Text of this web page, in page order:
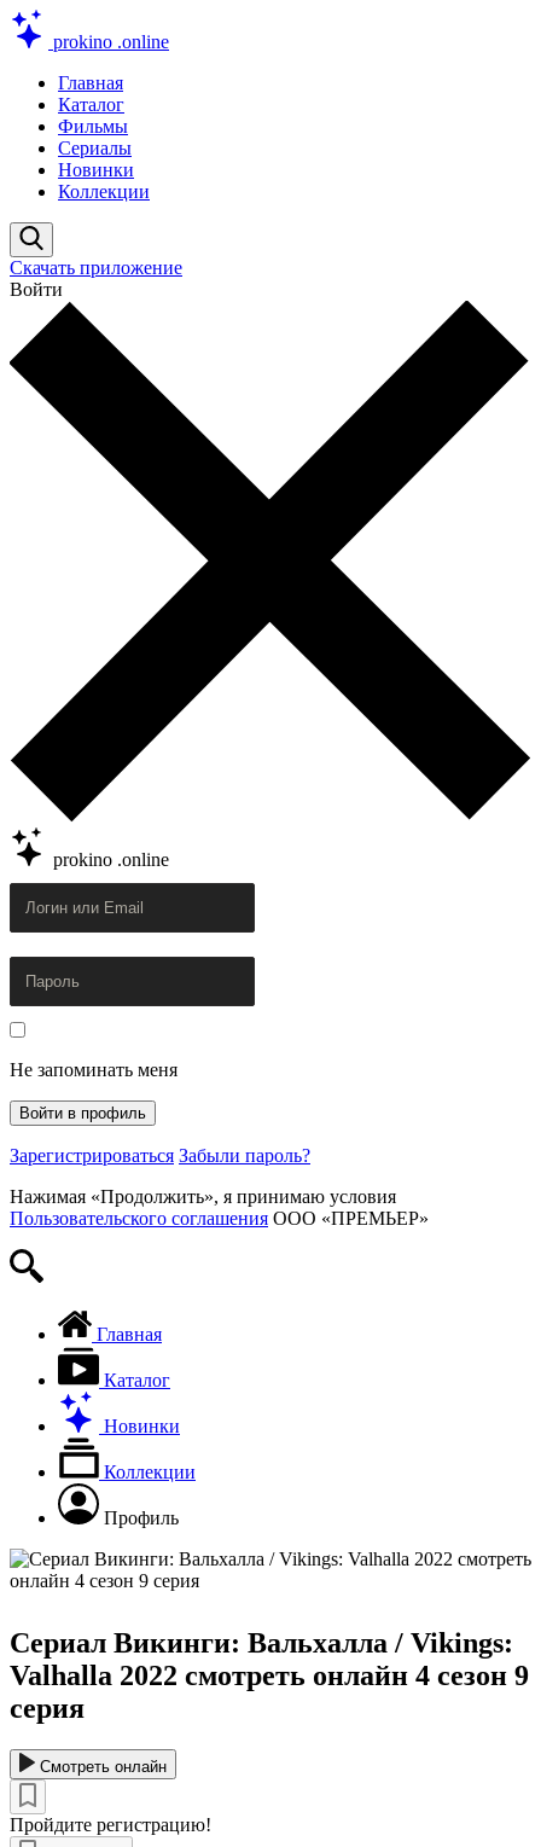
prokino .online
Главная
Каталог
Фильмы
Сериалы
Новинки
Коллекции
Скачать приложение
Войти
prokino .online
Не запоминать меня
Войти в профиль
Зарегистрироваться Забыли пароль?
Нажимая «Продолжить», я принимаю условия
Пользовательского соглашения ООО «ПРЕМЬЕР»
Главная
Каталог
Новинки
Коллекции
Профиль
Сериал Викинги: Вальхалла / Vikings:
Valhalla 2022 смотреть онлайн 4 сезон 9
серия
Смотреть онлайн
Пройдите регистрацию!